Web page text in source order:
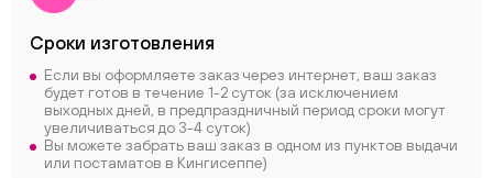
Сроки изготовления
Если вы оформляете заказ через интернет, ваш заказ
будет готов в течение 1-2 суток (за исключением
выходных дней, в предпраздничный период сроки могут
увеличиваться до 3-4 суток)
Вы можете забрать ваш заказ в одном из пунктов выдачи
или постаматов в Кингисеппе)